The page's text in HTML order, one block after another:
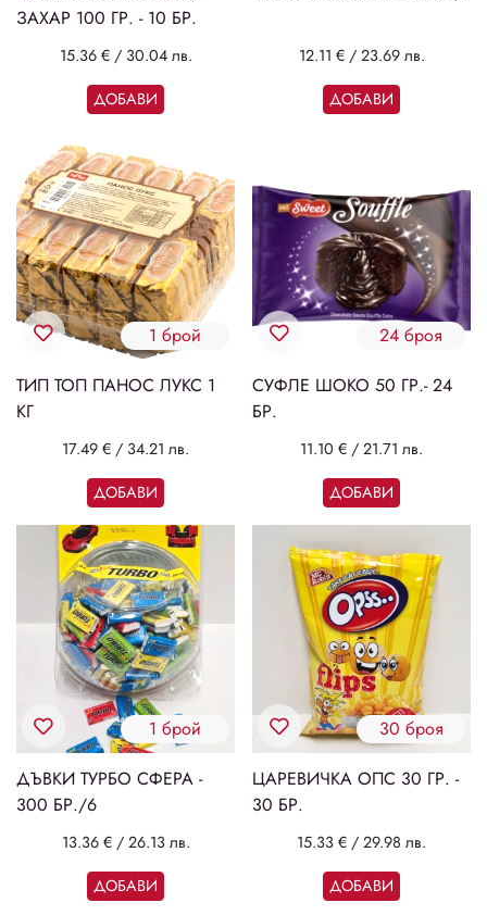
ЗАХАР 100 ГР. - 10 БР.
15.36 €/ 30.04 лв.
ДОБАВИ
12.11 €/ 23.69 лв.
ДОБАВИ
1 брой
ТИП ТОП ПАНОС ЛУКС 1
КГ
17.49 € / 34.21 лв.
ДОБАВИ
24 броя
СУФЛЕ ШОКО 50 ГР.- 24
БР.
11.10 € / 21.71 лв.
ДОБАВИ
1 брой
ДЪВКИ ТУРБО СФЕРА -
300 БР./6
13.36 €/ 26.13 лв.
ДОБАВИ
30 броя
ЦАРЕВИЧКА ОПС 30 ГР. -
30 БР.
15.33 € / 29.98 лв.
ДОБАВИ